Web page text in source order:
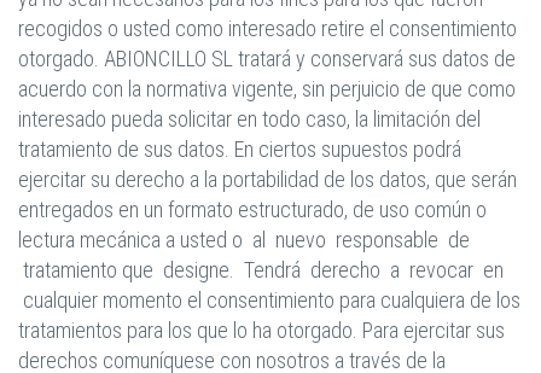
recogidos o usted como interesado retire el consentimiento
otorgado. ABIONCILLO SL tratará y conservará sus datos de
acuerdo con la normativa vigente, sin perjuicio de que como
interesado pueda solicitar en todo caso, la limitación del
tratamiento de sus datos. En ciertos supuestos podrá
ejercitar su derecho a la portabilidad de los datos, que serán
entregados en un formato estructurado, de uso común o
lectura mecánica a usted o al nuevo responsable de
tratamiento que designe. Tendrá derecho a revocar en
cualquier momento el consentimiento para cualquiera de los
tratamientos para los que lo ha otorgado. Para ejercitar sus
derechos comuníquese con nosotros a través de la